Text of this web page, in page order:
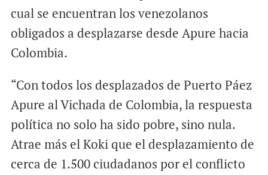
cual se encuentran los venezolanos
obligados a desplazarse desde Apure hacia
Colombia.
“Con todos los desplazados de Puerto Páez
Apure al Vichada de Colombia, la respuesta
política no solo ha sido pobre, sino nula.
Atrae más el Koki que el desplazamiento de
cerca de 1.500 ciudadanos por el conflicto